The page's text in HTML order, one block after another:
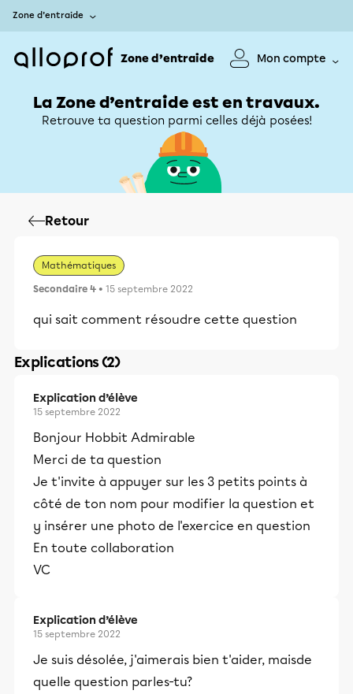
Zone d’entraide
Zone d’entraide Mon compte
La Zone d’entraide est en travaux.
Retrouve ta question parmi celles déjà posées!
Retour
Mathématiques
Secondaire 4 • 15 septembre 2022
qui sait comment résoudre cette question
Explications (2)
Explication d’élève
15 septembre 2022
Bonjour Hobbit Admirable
Merci de ta question
Je t'invite à appuyer sur les 3 petits points à
côté de ton nom pour modifier la question et
y insérer une photo de l'exercice en question
En toute collaboration
VC
Explication d’élève
15 septembre 2022
Je suis désolée, j'aimerais bien t'aider, maisde
quelle question parles-tu?